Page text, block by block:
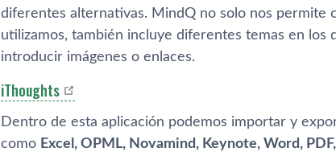
diferentes alternativas. MindQ no solo nos permite
utilizamos, también incluye diferentes temas en los
introducir imágenes o enlaces.
iThoughts
Dentro de esta aplicación podemos importar y
como Excel, OPML, Novamind, Keynote, Word,